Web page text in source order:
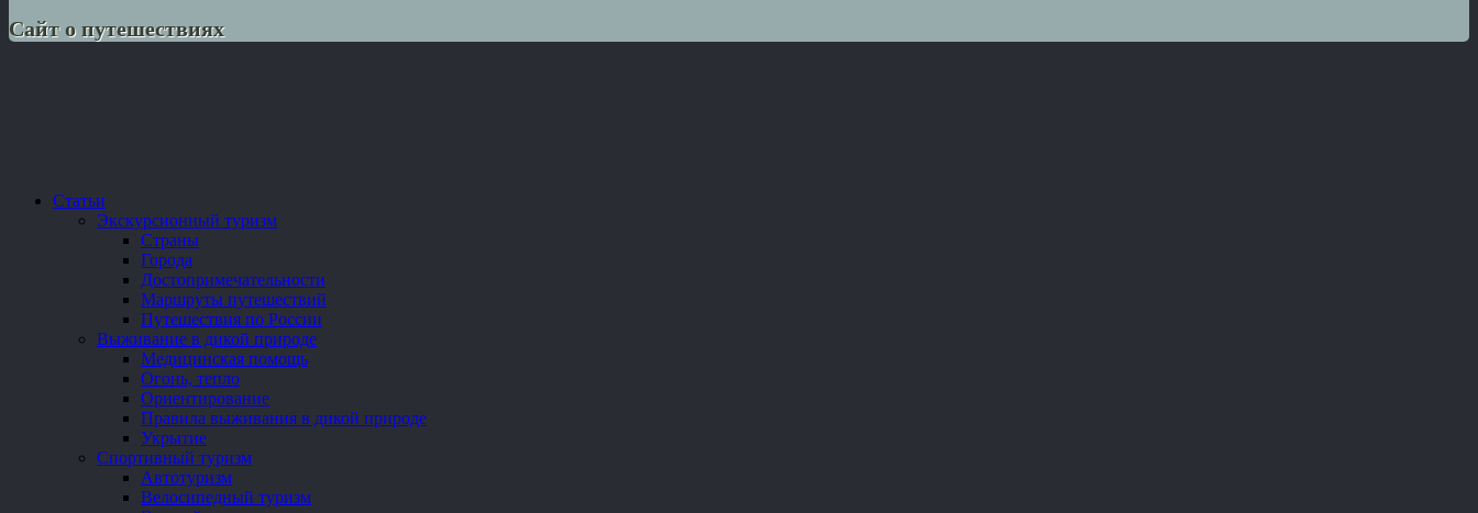
Сайт о путешествиях
Статьи
Экскурсионный туризм
Страны
Города
Достопримечательности
Маршруты путешествий
Путешествия по России
Выживание в дикой природе
Медицинская помощь
Огонь, тепло
Ориентирование
Правила выживания в дикой природе
Укрытие
Спортивный туризм
Автотуризм
Велосипедный туризм